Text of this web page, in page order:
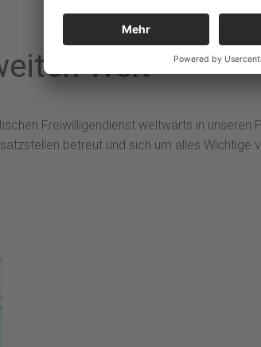
Welt
Freiwilligendienst weltwärts in
betreut und sich um alles Wichtige